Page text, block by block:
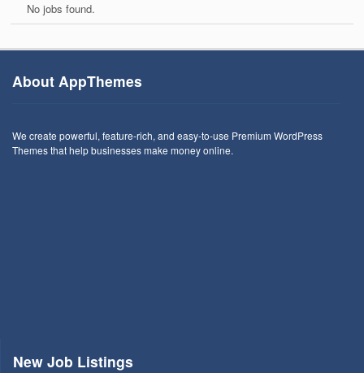
No jobs found.
About AppThemes
We create powerful, feature-rich, and easy-to-use Premium WordPress
Themes that help businesses make money online.
New Job Listings